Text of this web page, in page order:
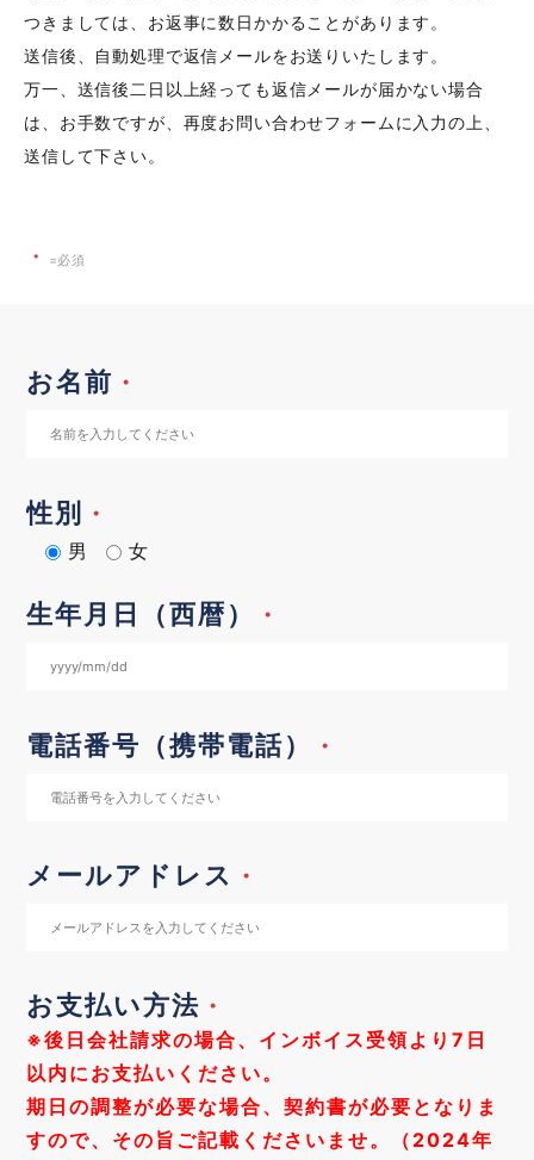
つきましては、お返事に数日かかることがあります。
送信後、自動処理で返信メールをお送りいたします。
万一、送信後二日以上経っても返信メールが届かない場合
は、お手数ですが、再度お問い合わせフォームに入力の上、
送信して下さい。
・ =必須
お名前 ・
性別 ・
男 女
生年月日（西暦） ・
電話番号（携帯電話） ・
メールアドレス ・
お支払い方法 ・
※後日会社請求の場合、インボイス受領より7日
以内にお支払いください。
期日の調整が必要な場合、契約書が必要となりま
すので、その旨ご記載くださいませ。（2024年